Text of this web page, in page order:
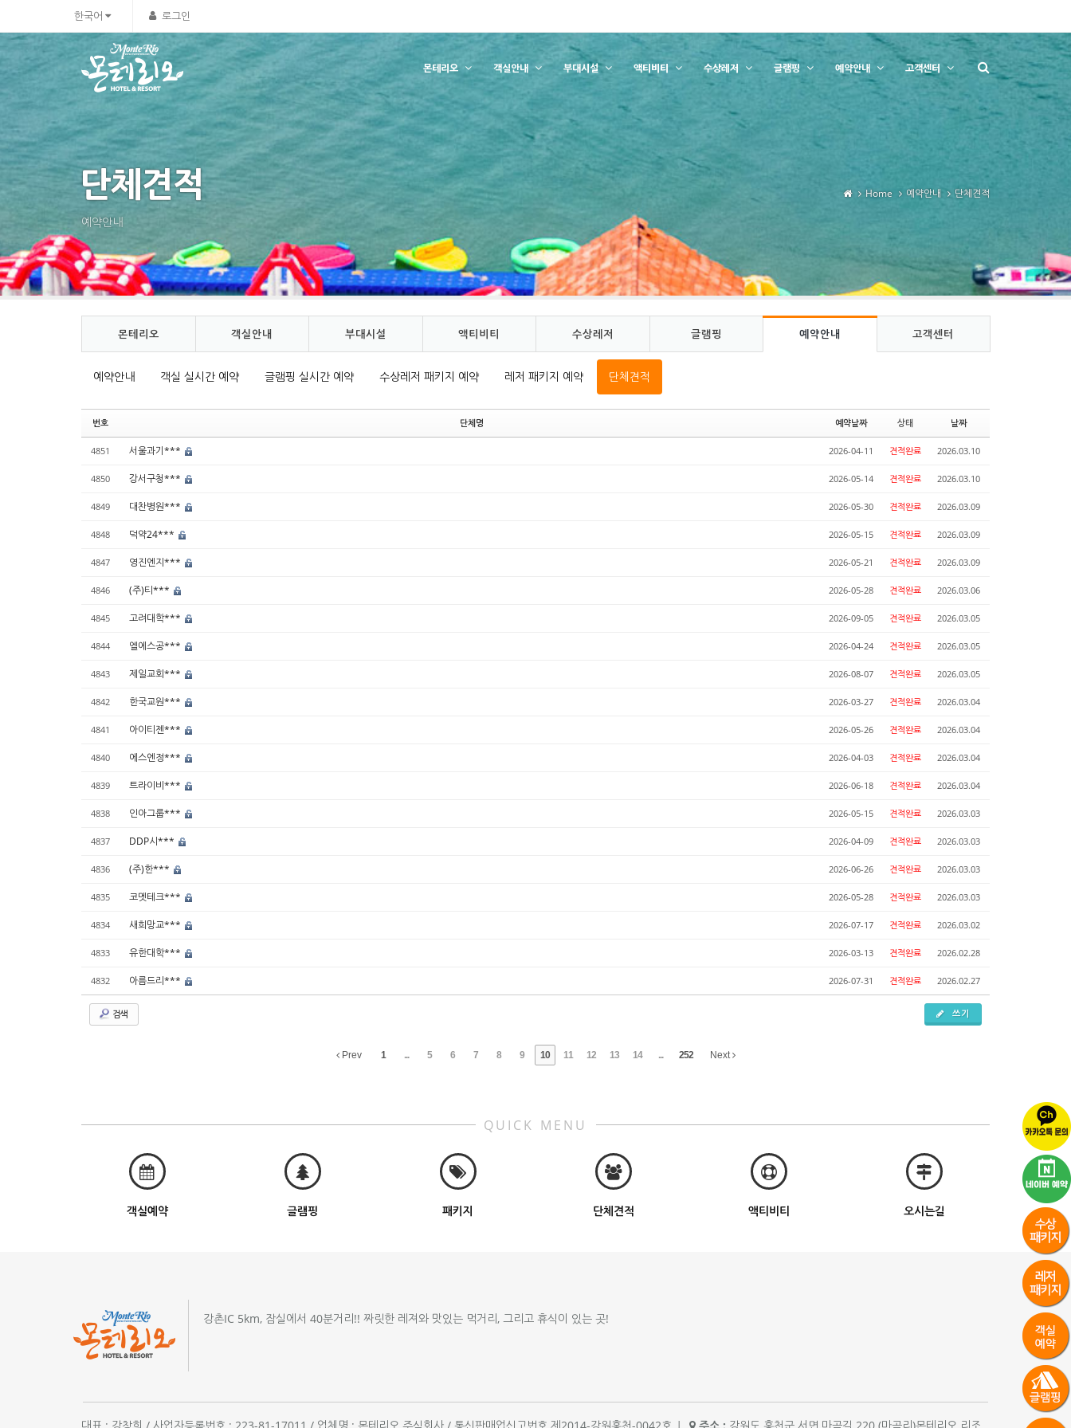
한국어 로그인
몬테리오 객실안내 부대시설 액티비티 수상레저 글램핑 예약안내 고객센터
단체견적
예약안내
Home 예약안내 단체견적
몬테리오 객실안내 부대시설 액티비티 수상레저 글램핑 예약안내 고객센터
예약안내 객실 실시간 예약 글램핑 실시간 예약 수상레저 패키지 예약 레저 패키지 예약 단체견적
번호 단체명 예약날짜 상태 날짜
4851 서울과기*** 2026-04-11 견적완료 2026.03.10
4850 강서구청*** 2026-05-14 견적완료 2026.03.10
4849 대찬병원*** 2026-05-30 견적완료 2026.03.09
4848 덕약24*** 2026-05-15 견적완료 2026.03.09
4847 영진엔지*** 2026-05-21 견적완료 2026.03.09
4846 (주)티*** 2026-05-28 견적완료 2026.03.06
4845 고려대학*** 2026-09-05 견적완료 2026.03.05
4844 엘에스공*** 2026-04-24 견적완료 2026.03.05
4843 제일교회*** 2026-08-07 견적완료 2026.03.05
4842 한국교원*** 2026-03-27 견적완료 2026.03.04
4841 아이티젠*** 2026-05-26 견적완료 2026.03.04
4840 에스엔정*** 2026-04-03 견적완료 2026.03.04
4839 트라이비*** 2026-06-18 견적완료 2026.03.04
4838 인아그룹*** 2026-05-15 견적완료 2026.03.03
4837 DDP시*** 2026-04-09 견적완료 2026.03.03
4836 (주)한*** 2026-06-26 견적완료 2026.03.03
4835 코멧테크*** 2026-05-28 견적완료 2026.03.03
4834 새희망교*** 2026-07-17 견적완료 2026.03.02
4833 유한대학*** 2026-03-13 견적완료 2026.02.28
4832 아름드리*** 2026-07-31 견적완료 2026.02.27
검색 쓰기
Prev 1 ... 5 6 7 8 9 10 11 12 13 14 ... 252 Next
QUICK MENU
객실예약 글램핑 패키지 단체견적 액티비티 오시는길
강촌IC 5km, 잠실에서 40분거리!! 짜릿한 레져와 맛있는 먹거리, 그리고 휴식이 있는 곳!
Sketchbook5, 스케치북5